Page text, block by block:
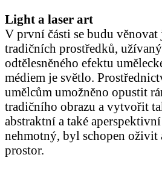
Light a laser art
V první části se budu věnovat
tradičních prostředků,
odtělesněného efektu
médiem je světlo.
umělcům umožněno opustit
tradičního obrazu a vytvořit
abstraktní a také
nehmotný, byl schopen oživit
prostor.